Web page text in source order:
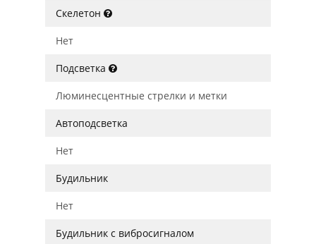
Скелетон
Нет
Подсветка
Люминесцентные стрелки и метки
Автоподсветка
Нет
Будильник
Нет
Будильник с вибросигналом